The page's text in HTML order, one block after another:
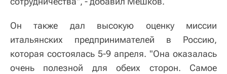
Он также дал высокую оценку миссии
итальянских предпринимателей в Россию,
которая состоялась 5-9 апреля. "Она оказалась
очень полезной для обеих сторон. Самое